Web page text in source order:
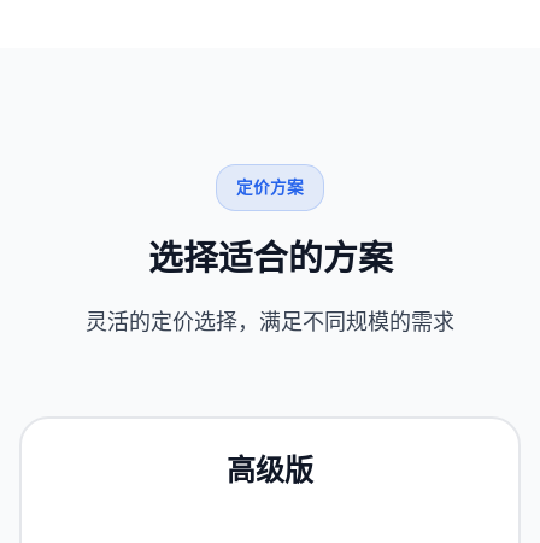
定价方案
选择适合的方案
灵活的定价选择，满足不同规模的需求
高级版